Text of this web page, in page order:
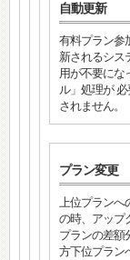
自動更新
有料プラン参
新されるシス
用が不要にな
ル」処理が
されません。
プラン変更
上位プランへ
の時、アップ
プランの差額
方下位プラン